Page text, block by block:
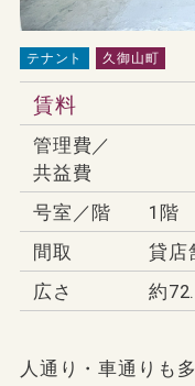
テナント 久御山町
賃料
管理費／
共益費
号室／階
1階
間取
貸店
広さ
約
人通り・車通りも